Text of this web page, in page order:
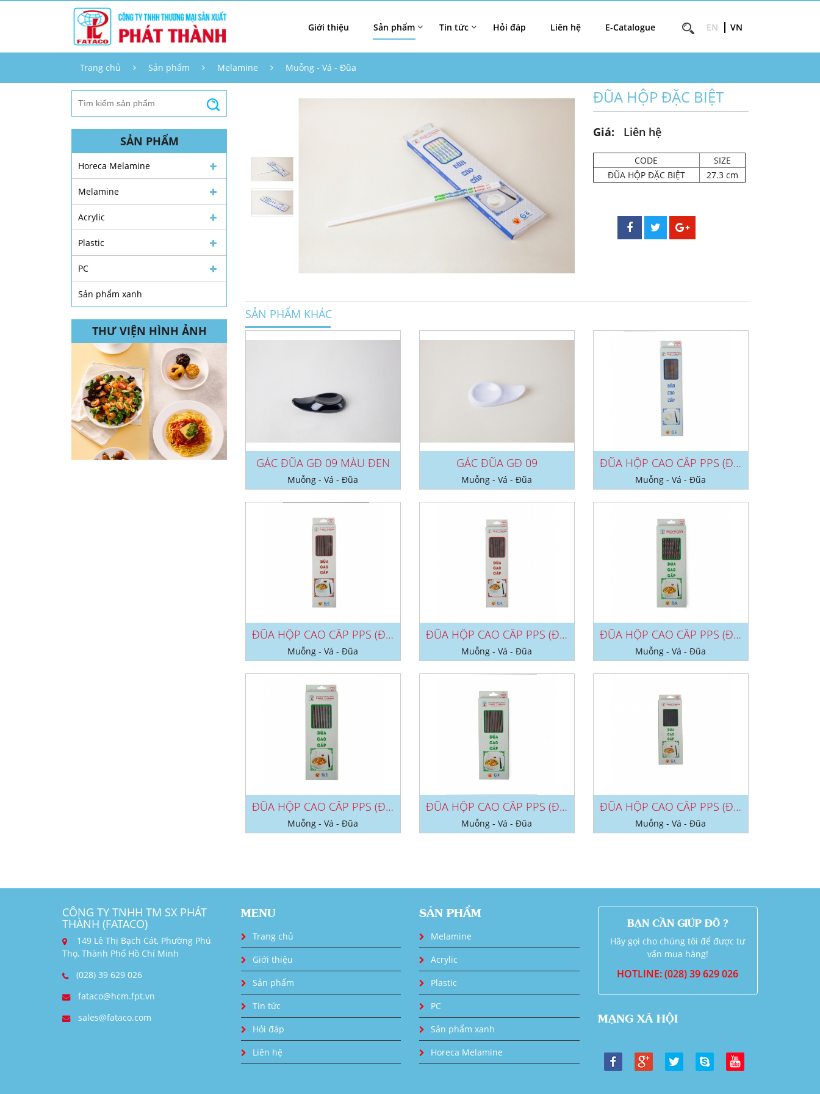
Giới thiệu Sản phẩm Tin tức Hỏi đáp Liên hệ E-Catalogue EN VN
Trang chủ Sản phẩm Melamine Muỗng - Vá - Đũa
SẢN PHẨM
Horeca Melamine
Melamine
Acrylic
Plastic
PC
Sản phẩm xanh
THƯ VIỆN HÌNH ẢNH
ĐŨA HỘP ĐẶC BIỆT
Giá: Liên hệ
CODE
SIZE
ĐŨA HỘP ĐẶC BIỆT
27.3 cm
SẢN PHẨM KHÁC
GÁC ĐŨA GĐ 09 MÀU ĐEN
Muỗng - Vá - Đũa
GÁC ĐŨA GĐ 09
Muỗng - Vá - Đũa
ĐŨA HỘP CAO CẤP PPS (ĐEN/ NÂU) NO...
Muỗng - Vá - Đũa
ĐŨA HỘP CAO CẤP PPS (ĐEN/ NÂU) NO...
Muỗng - Vá - Đũa
ĐŨA HỘP CAO CẤP PPS (ĐEN/ NÂU) NO...
Muỗng - Vá - Đũa
ĐŨA HỘP CAO CẤP PPS (ĐEN/ NÂU) NO...
Muỗng - Vá - Đũa
ĐŨA HỘP CAO CẤP PPS (ĐEN/ NÂU) NO...
Muỗng - Vá - Đũa
ĐŨA HỘP CAO CẤP PPS (ĐEN/ NÂU) NO...
Muỗng - Vá - Đũa
ĐŨA HỘP CAO CẤP PPS (ĐEN/ NÂU) NO...
Muỗng - Vá - Đũa
CÔNG TY TNHH TM SX PHÁT
THÀNH (FATACO)
149 Lê Thị Bạch Cát, Phường Phú
Thọ, Thành Phố Hồ Chí Minh
(028) 39 629 026
fataco@hcm.fpt.vn
sales@fataco.com
MENU
Trang chủ
Giới thiệu
Sản phẩm
Tin tức
Hỏi đáp
Liên hệ
SẢN PHẨM
Melamine
Acrylic
Plastic
PC
Sản phẩm xanh
Horeca Melamine
BẠN CẦN GIÚP ĐỠ ?
Hãy gọi cho chúng tôi để được tư
vấn mua hàng!
HOTLINE: (028) 39 629 026
MẠNG XÃ HỘI